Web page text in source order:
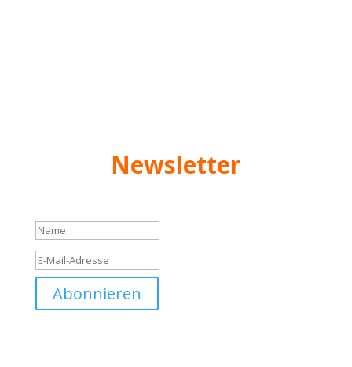
Newsletter
Abonnieren